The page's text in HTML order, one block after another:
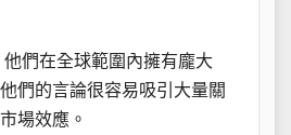
他們在全球範圍內擁有龐大
們的言論很容易吸引大量關
場效應。